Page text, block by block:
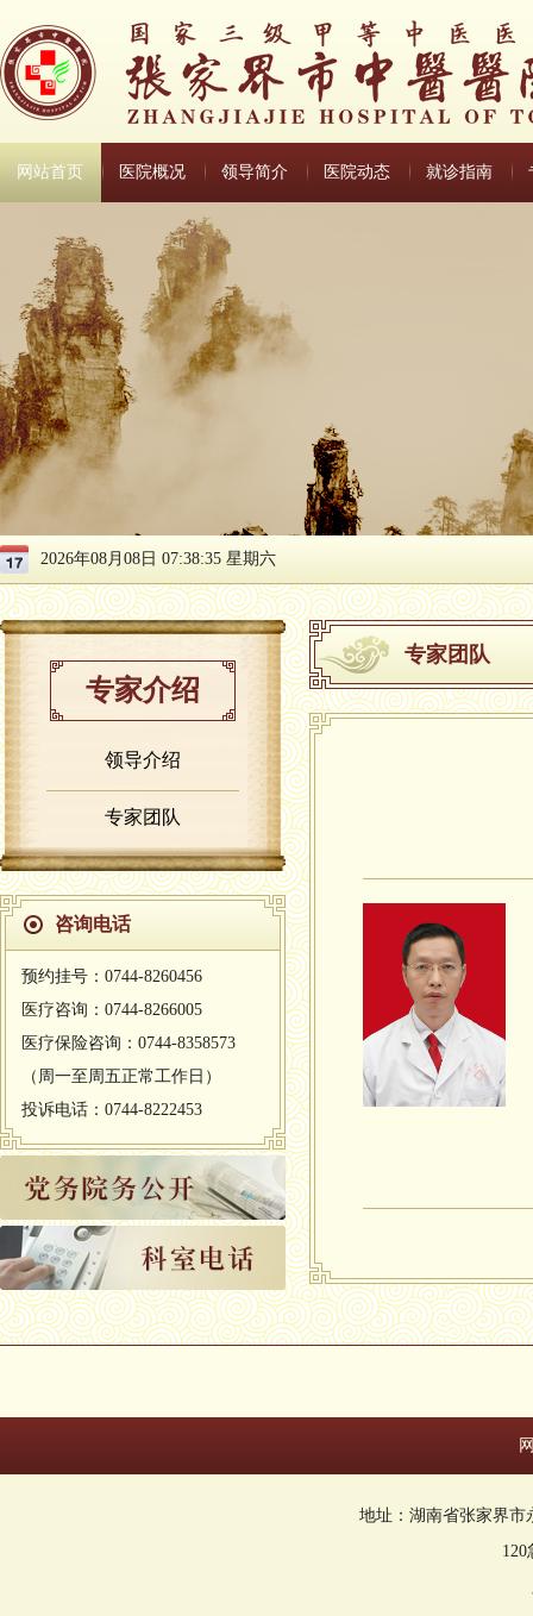
网站首页 医院概况 领导简介 医院动态 就诊指南
2026年08月08日 07:38:36 星期六
专家介绍
领导介绍
专家团队
咨询电话
预约挂号：0744-8260456
医疗咨询：0744-8266005
医疗保险咨询：0744-8358573
（周一至周五正常工作日）
投诉电话：0744-8222453
专家团队
地址：湖南省张家界市
120